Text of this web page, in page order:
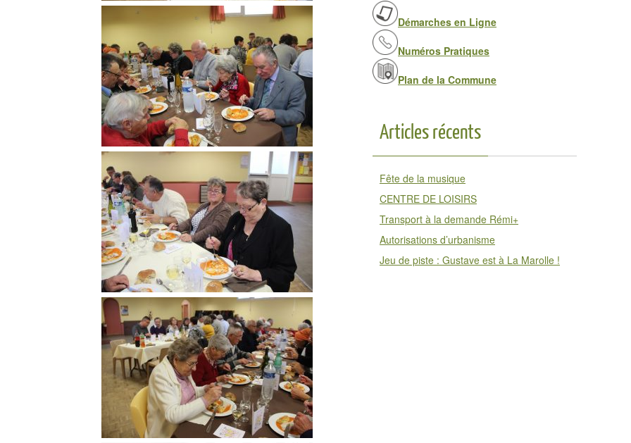
Démarches en Ligne
Numéros Pratiques
Plan de la Commune
Articles récents
Fête de la musique
CENTRE DE LOISIRS
Transport à la demande Rémi+
Autorisations d’urbanisme
Jeu de piste : Gustave est à La Marolle !